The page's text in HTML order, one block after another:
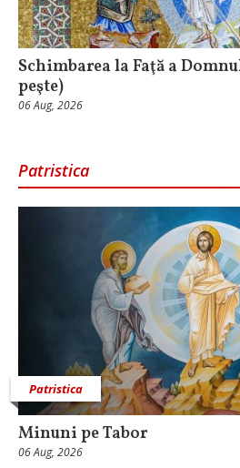
Schimbarea la Faţă a
peşte)
06 Aug, 2026
Patristica
Patristica
Minuni pe Tabor
06 Aug, 2026